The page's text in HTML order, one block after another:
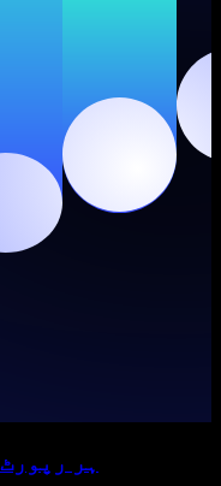
ہر